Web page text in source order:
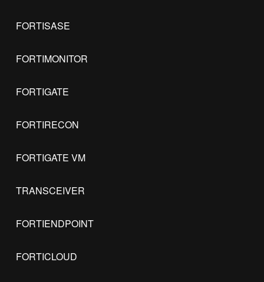
FORTISASE
FORTIMONITOR
FORTIGATE
FORTIRECON
FORTIGATE VM
TRANSCEIVER
FORTIENDPOINT
FORTICLOUD